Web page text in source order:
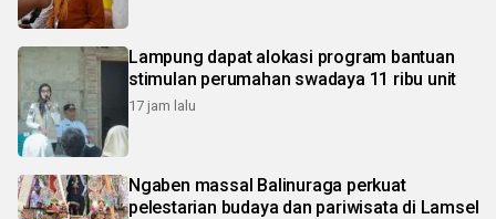
Lampung dapat alokasi program bantuan
stimulan perumahan swadaya 11 ribu unit
17 jam lalu
Ngaben massal Balinuraga perkuat
pelestarian budaya dan pariwisata di Lamsel